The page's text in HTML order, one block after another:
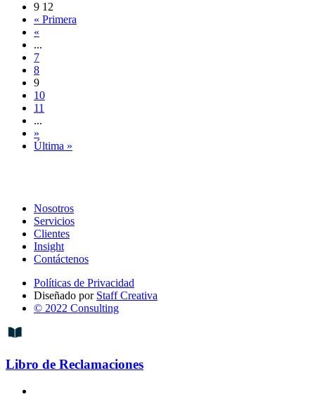
9 12
« Primera
«
...
7
8
9
10
11
...
»
Última »
Nosotros
Servicios
Clientes
Insight
Contáctenos
Políticas de Privacidad
Diseñado por Staff Creativa
© 2022 Consulting
Libro de Reclamaciones